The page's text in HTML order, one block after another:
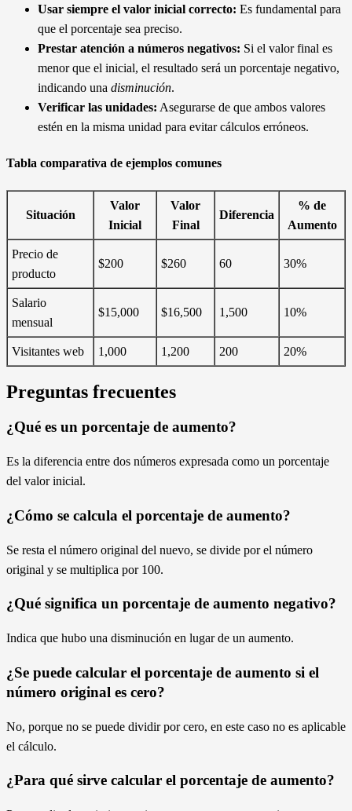
Usar siempre el valor inicial correcto: Es fundamental para
que el porcentaje sea preciso.
Prestar atención a números negativos: Si el valor final es
menor que el inicial, el resultado será un porcentaje negativo,
indicando una disminución.
Verificar las unidades: Asegurarse de que ambos valores
estén en la misma unidad para evitar cálculos erróneos.
Tabla comparativa de ejemplos comunes
Situación
Valor
Inicial
Valor
Final
Diferencia
% de
Aumento
Precio de
producto
$200 $260 60 30%
Salario
mensual
$15,000 $16,500 1,500 10%
Visitantes web 1,000 1,200 200 20%
Preguntas frecuentes
¿Qué es un porcentaje de aumento?
Es la diferencia entre dos números expresada como un porcentaje
del valor inicial.
¿Cómo se calcula el porcentaje de aumento?
Se resta el número original del nuevo, se divide por el número
original y se multiplica por 100.
¿Qué significa un porcentaje de aumento negativo?
Indica que hubo una disminución en lugar de un aumento.
¿Se puede calcular el porcentaje de aumento si el
número original es cero?
No, porque no se puede dividir por cero, en este caso no es aplicable
el cálculo.
¿Para qué sirve calcular el porcentaje de aumento?